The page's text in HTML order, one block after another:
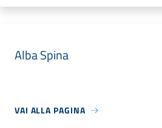
Alba Spina
VAI ALLA PAGINA